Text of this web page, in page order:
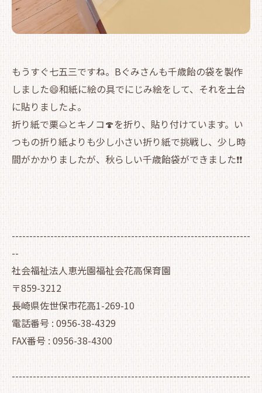
もうすぐ七五三ですね。Bぐみさんも千歳飴の袋を製作
しました😄和紙に絵の具でにじみ絵をして、それを土台
に貼りましたよ。
折り紙で栗🌰とキノコ🍄を折り、貼り付けています。い
つもの折り紙よりも少し小さい折り紙で挑戦し、少し時
間がかかりましたが、秋らしい千歳飴袋ができました❗❗
--------------------------------------------------------------------
--
社会福祉法人恵光園福祉会花高保育園
〒859-3212
長崎県佐世保市花高1-269-10
電話番号 : 0956-38-4329
FAX番号 : 0956-38-4300
--------------------------------------------------------------------